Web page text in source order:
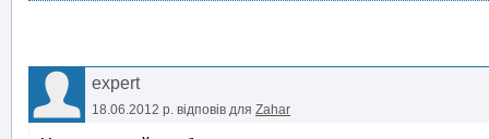
expert
18.06.2012 р. відповів для Zahar